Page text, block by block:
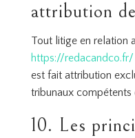
attribution
Tout litige en relation
https://redacandco.fr/
est fait attribution
tribunaux compétents
10. Les